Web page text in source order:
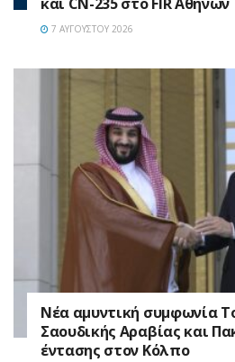
και CN-235 στο FIR Αθηνών
7 ΑΥΓΟΎΣΤΟΥ 2026
Νέα αμυντική συμφωνία
Σαουδικής Αραβίας και
έντασης στον Κόλπο